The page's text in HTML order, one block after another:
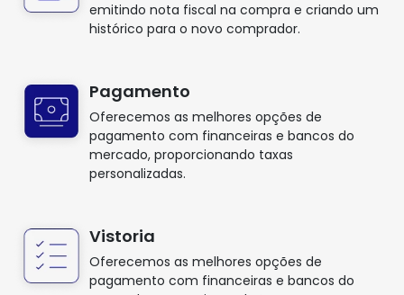
emitindo nota fiscal na compra e criando um
histórico para o novo comprador.
Pagamento
Oferecemos as melhores opções de
pagamento com financeiras e bancos do
mercado, proporcionando taxas
personalizadas.
Vistoria
Oferecemos as melhores opções de
pagamento com financeiras e bancos do